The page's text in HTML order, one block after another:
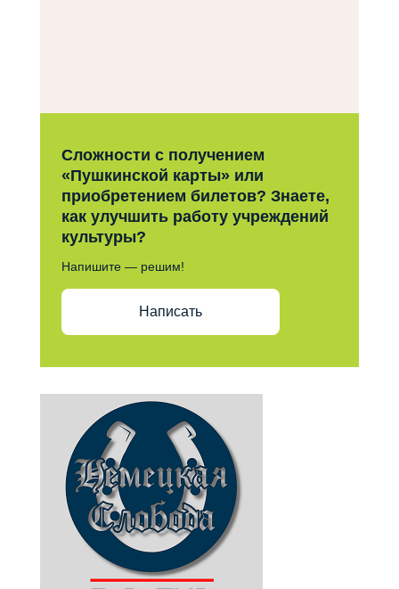
Сложности с получением
«Пушкинской карты» или
приобретением билетов? Знаете,
как улучшить работу учреждений
культуры?
Напишите — решим!
Написать